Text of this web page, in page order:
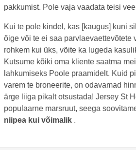
pakkumist. Pole vaja vaadata teisi
Kui te pole kindel, kas [kaugus] kuni
õige või te ei saa parvlaevaettevõtete
rohkem kui üks, võite ka lugeda
Kutsume kõiki oma kliente saatma
lahkumiseks Poole praamidelt. Kuid
varem te broneerite, on odavamad
ärge liiga pikalt otsustada! Jersey St
populaarne marsruut, seega
niipea kui võimalik .